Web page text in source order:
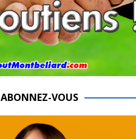
ABONNEZ-VOUS